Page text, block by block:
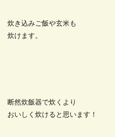
炊き込みご飯や玄米も
炊けます。
断然炊飯器で炊くより
おいしく炊けると思います！